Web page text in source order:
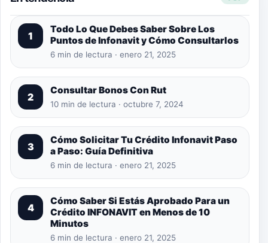
1
Todo Lo Que Debes Saber Sobre Los
Puntos de Infonavit y Cómo Consultarlos
6 min de lectura · enero 21, 2025
2
Consultar Bonos Con Rut
10 min de lectura · octubre 7, 2024
3
Cómo Solicitar Tu Crédito Infonavit Paso
a Paso: Guía Definitiva
6 min de lectura · enero 21, 2025
4
Cómo Saber Si Estás Aprobado Para un
Crédito INFONAVIT en Menos de 10
Minutos
6 min de lectura · enero 21, 2025